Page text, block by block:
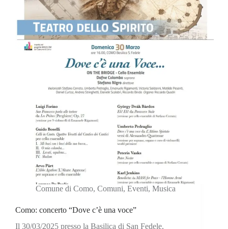
Comune di Como, Comuni, Eventi, Musica
Como: concerto “Dove c’è una voce”
Il 30/03/2025 presso la Basilica di San Fedele,